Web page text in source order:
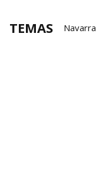
TEMAS Navarra